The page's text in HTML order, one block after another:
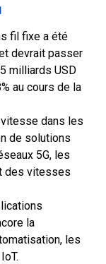
fil fixe a été
devrait passer
milliards USD
au cours de la
dans les
de solutions
5G, les
des vitesses
la
les